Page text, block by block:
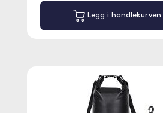
Legg i handlekurven